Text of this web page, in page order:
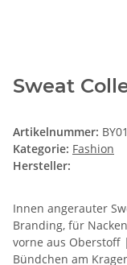
Sweat
Artikelnummer:
Kategorie: Fashion
Hersteller:
Innen angerauter
Branding, für
vorne aus Oberstoff
Bündchen am